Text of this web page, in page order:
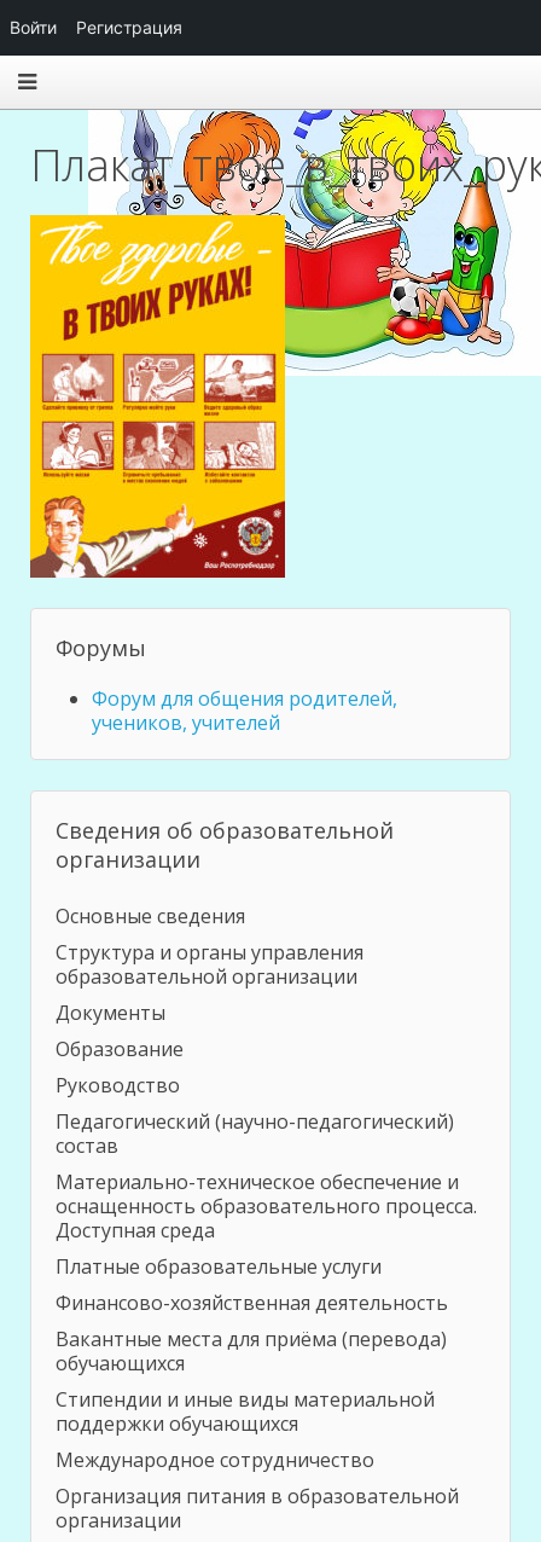
Форумы
Форум для общения родителей,
учеников, учителей
Сведения об образовательной
организации
Основные сведения
Структура и органы управления
образовательной организации
Документы
Образование
Руководство
Педагогический (научно-педагогический)
состав
Материально-техническое обеспечение и
оснащенность образовательного процесса.
Доступная среда
Платные образовательные услуги
Финансово-хозяйственная деятельность
Вакантные места для приёма (перевода)
обучающихся
Стипендии и иные виды материальной
поддержки обучающихся
Международное сотрудничество
Организация питания в образовательной
организации
Войти Регистрация